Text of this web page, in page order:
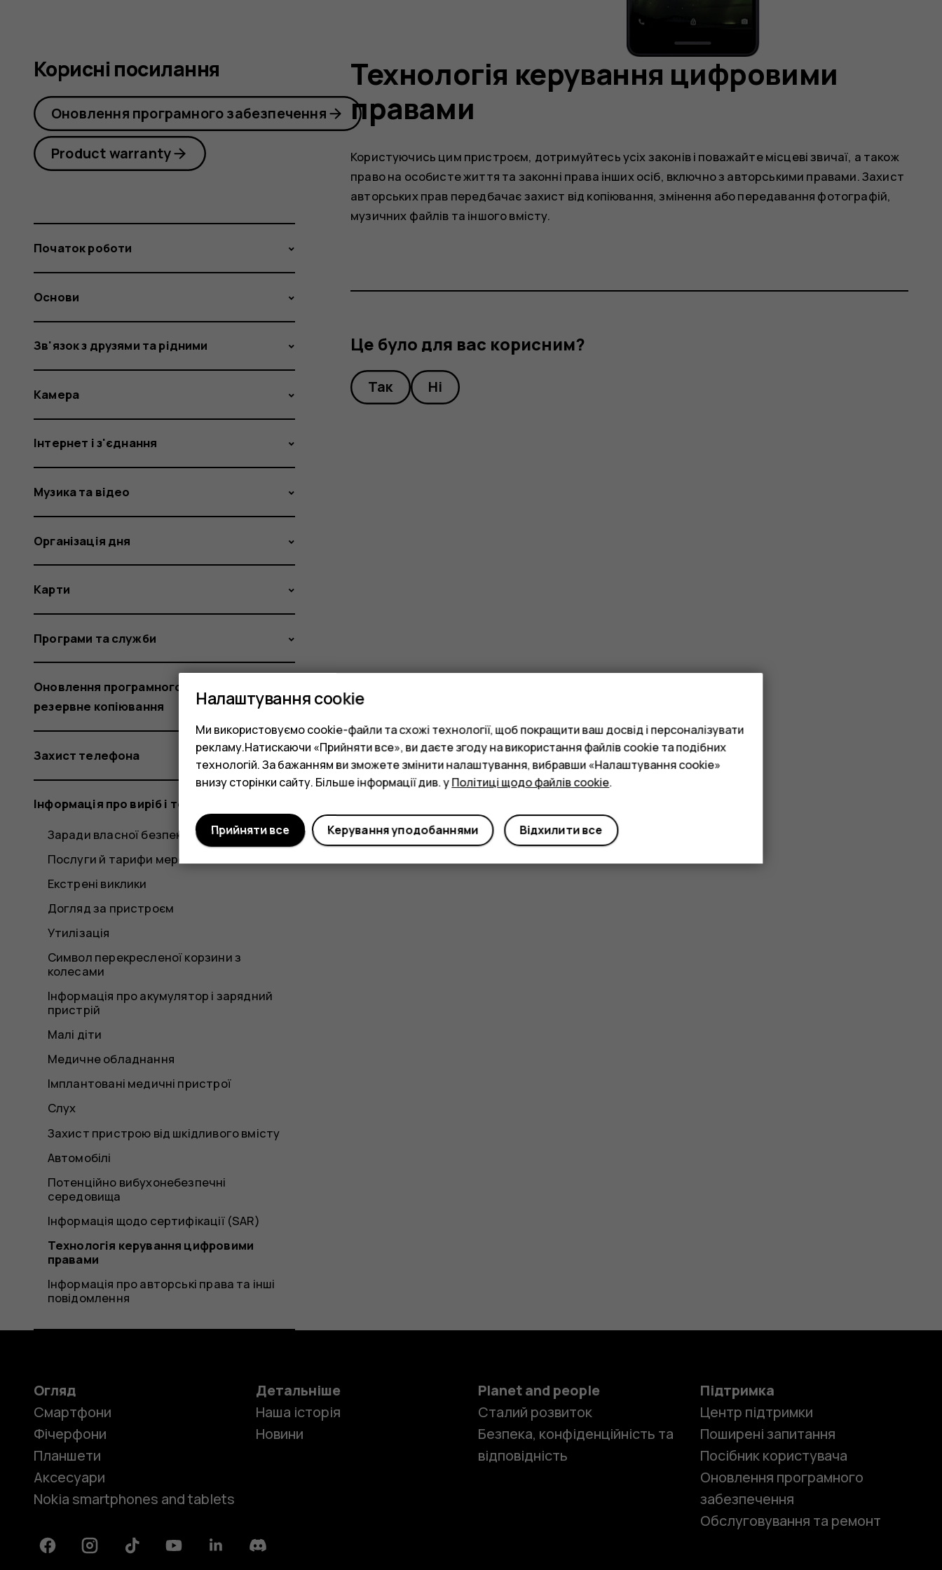
Технологія керування цифровими
правами
Користуючись цим пристроєм, дотримуйтесь усіх законів і поважайте місцеві звичаї, а також
право на особисте життя та законні права інших осіб, включно з авторськими правами. Захист
авторських прав передбачає захист від копіювання, змінення або передавання фотографій,
музичних файлів та іншого вмісту.
Це було для вас корисним?
Так Ні
Корисні посилання
Оновлення програмного забезпечення
Product warranty
Початок роботи
Основи
Зв'язок з друзями та рідними
Камера
Інтернет і з'єднання
Музика та відео
Організація дня
Карти
Програми та служби
Оновлення програмного забезпечення та
резервне копіювання
Захист телефона
Інформація про виріб і техніку безпеки
Заради власної безпеки
Послуги й тарифи мережі
Екстрені виклики
Догляд за пристроєм
Утилізація
Символ перекресленої корзини з
колесами
Інформація про акумулятор і зарядний
пристрій
Малі діти
Медичне обладнання
Імплантовані медичні пристрої
Слух
Захист пристрою від шкідливого вмісту
Автомобілі
Потенційно вибухонебезпечні
середовища
Інформація щодо сертифікації (SAR)
Технологія керування цифровими
правами
Інформація про авторські права та інші
повідомлення
Огляд
Смартфони
Фічерфони
Планшети
Аксесуари
Nokia smartphones and tablets
Детальніше
Наша історія
Новини
Planet and people
Сталий розвиток
Безпека, конфіденційність та
відповідність
Підтримка
Центр підтримки
Поширені запитання
Посібник користувача
Оновлення програмного
забезпечення
Обслуговування та ремонт
FacebookInstagramTiktok YoutubeLinkedinDiscord
Налаштування cookie
Ми використовуємо cookie-файли та схожі технології, щоб покращити ваш досвід і персоналізувати
рекламу.Натискаючи «Прийняти все», ви даєте згоду на використання файлів cookie та подібних
технологій. За бажанням ви зможете змінити налаштування, вибравши «Налаштування cookie»
внизу сторінки сайту. Більше інформації див. уПолітиці щодо файлів cookie.
Відхилити все
Керування уподобаннями
Прийняти все